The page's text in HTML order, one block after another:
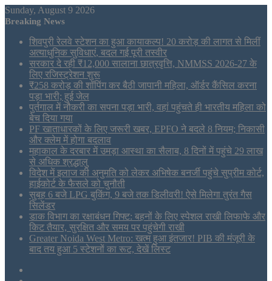
Sunday, August 9 2026
Breaking News
शिवपुरी रेलवे स्टेशन का हुआ कायाकल्प! 20 करोड़ की लागत से मिलीं
अत्याधुनिक सुविधाएं, बदल गई पूरी तस्वीर
सरकार दे रही ₹12,000 सालाना छात्रवृत्ति, NMMSS 2026-27 के
लिए रजिस्ट्रेशन शुरू
₹258 करोड़ की शॉपिंग कर बैठी जापानी महिला, ऑर्डर कैंसिल करना
पड़ा भारी; हुई जेल
पुर्तगाल में नौकरी का सपना पड़ा भारी, वहां पहुंचते ही भारतीय महिला को
बेच दिया गया
PF खाताधारकों के लिए जरूरी खबर, EPFO ने बदले 8 नियम; निकासी
और क्लेम में होगा बदलाव
महाकाल के दरबार में उमड़ा आस्था का सैलाब, 8 दिनों में पहुंचे 29 लाख
से अधिक श्रद्धालु
विदेश में इलाज की अनुमति को लेकर अभिषेक बनर्जी पहुंचे सुप्रीम कोर्ट,
हाईकोर्ट के फैसले को चुनौती
सुबह 6 बजे LPG बुकिंग, 9 बजे तक डिलीवरी! ऐसे मिलेगा तुरंत गैस
सिलेंडर
डाक विभाग का रक्षाबंधन गिफ्ट: बहनों के लिए स्पेशल राखी लिफाफे और
किट तैयार, सुरक्षित और समय पर पहुंचेगी राखी
Greater Noida West Metro: खत्म हुआ इंतजार! PIB की मंजूरी के
बाद तय हुआ 5 स्टेशनों का रूट, देखें लिस्ट